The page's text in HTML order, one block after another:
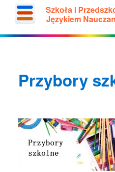
Szkoła i
Językiem
Przybory